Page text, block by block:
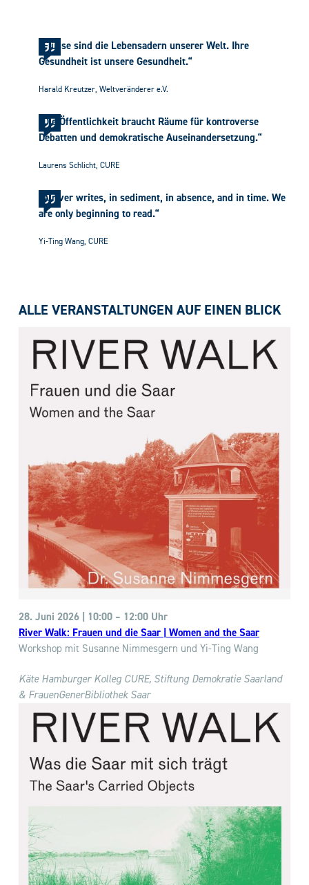
„Flüsse sind die Lebensadern unserer Welt. Ihre
Gesundheit ist unsere Gesundheit.“
Harald Kreutzer, Weltveränderer e.V.
„Die Öffentlichkeit braucht Räume für kontroverse
Debatten und demokratische Auseinandersetzung.“
Laurens Schlicht, CURE
„A river writes, in sediment, in absence, and in time. We
are only beginning to read.“
Yi-Ting Wang, CURE
ALLE VERANSTALTUNGEN AUF EINEN BLICK
28. Juni 2026 | 10:00 – 12:00 Uhr
River Walk: Frauen und die Saar | Women and the Saar
Workshop mit Susanne Nimmesgern und Yi-Ting Wang
Käte Hamburger Kolleg CURE, Stiftung Demokratie Saarland
& FrauenGenerBibliothek Saar